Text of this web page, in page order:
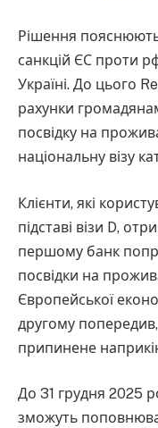
Рішення
санкцій ЄС проти
Україні. До цього
рахунки
посвідку на
національну візу
Клієнти, які
підставі візи D,
першому банк
посвідки на
Європейської
другому
припинене
До 31 грудня 2025
зможуть